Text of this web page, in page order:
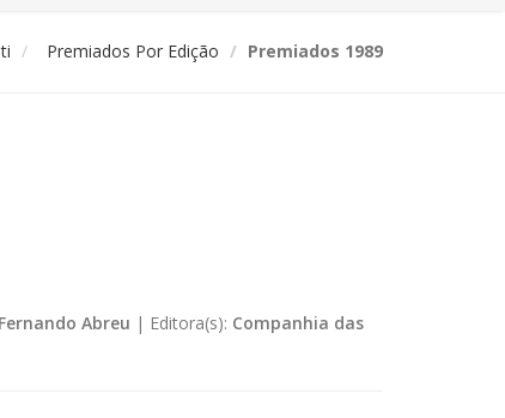
Premiados Por Edição Premiados 1989
Abreu | Editora(s): Companhia das